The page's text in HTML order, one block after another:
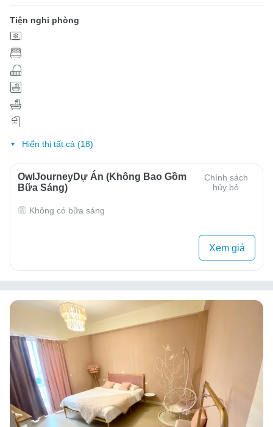
Tiện nghi phòng
Hiển thị tất cả (18)
OwlJourneyDự Án (Không Bao Gồm
Bữa Sáng)
Chính sách
hủy bỏ
Không có bữa sáng
Xem giá